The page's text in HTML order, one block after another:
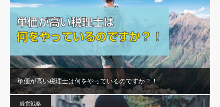
単価が高い税理士は何をやっているのですか？！
経営戦略